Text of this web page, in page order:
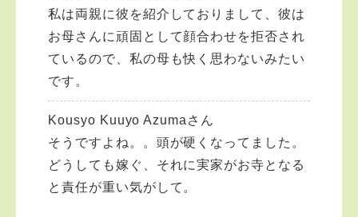
私は両親に彼を紹介しておりまして、彼は
お母さんに頑固として顔合わせを拒否され
ているので、私の母も快く思わないみたい
です。
Kousyo Kuuyo Azumaさん
そうですよね。。頭が硬くなってました。
どうしても嫁ぐ、それに実家がお寺となる
と責任が重い気がして。